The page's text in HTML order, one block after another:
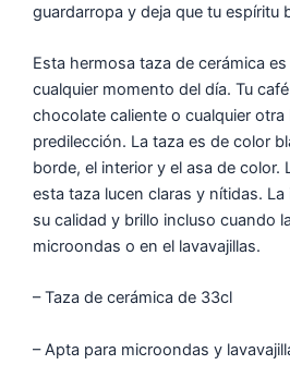
guardarropa y deja que tu espíritu
Esta hermosa taza de cerámica
cualquier momento del día. Tu
chocolate caliente o cualquier
predilección. La taza es de color
borde, el interior y el asa de color.
esta taza lucen claras y nítidas.
su calidad y brillo incluso cuando
microondas o en el lavavajillas.
– Taza de cerámica de 33cl
– Apta para microondas y